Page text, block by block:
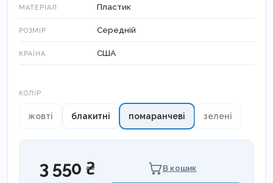
МАТЕРІАЛ Пластик
РОЗМІР Середній
КРАЇНА США
КОЛІР
жовті блакитні помаранчеві зелені
3 550 ₴ В кошик